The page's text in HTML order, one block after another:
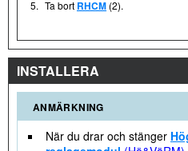
5. Ta bort RHCM (2).
INSTALLERA
ANMÄRKNING
När du drar och stänger